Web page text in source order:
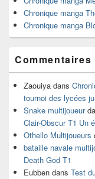
barre
latéraleChronique manga
Chronique manga
Commentaires
Zaouiya dans
tournoi des lycées
Snake multijoueur
Clair-Obscur T1 Un
Othello Multijoueurs
bataille navale
Death God T1
Eubben dans Test